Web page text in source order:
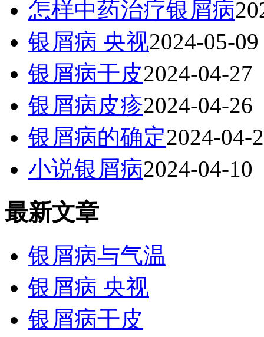
怎样中药治疗银屑病
银屑病 央视2024-05-09
银屑病干皮2024-04-27
银屑病皮疹2024-04-26
银屑病的确定2024-04-
小说银屑病2024-04-10
最新文章
银屑病与气温
银屑病 央视
银屑病干皮